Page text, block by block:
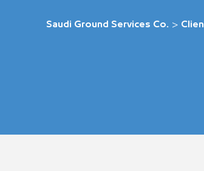
Saudi Ground Services Co. >